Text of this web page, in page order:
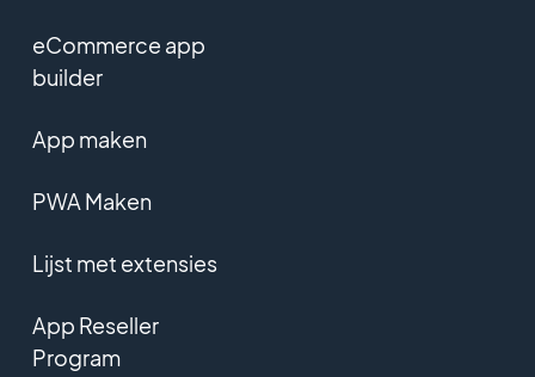
eCommerce app
builder
App maken
PWA Maken
Lijst met extensies
App Reseller
Program